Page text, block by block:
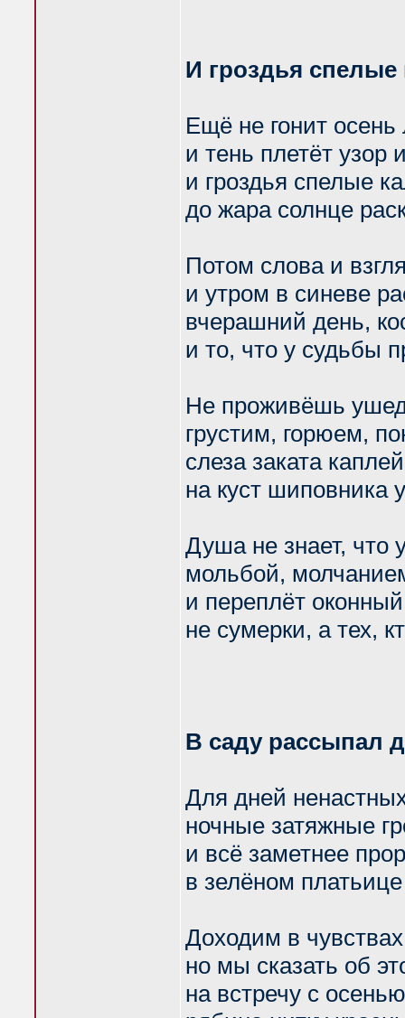
И гроздья
Ещё не гонит осень
и тень плетёт узор
и гроздья спелые
до жара солнце
Потом слова и
и утром в синеве
вчерашний день,
и то, что у судьбы
Не проживёшь
грустим, горюем,
слеза заката
на куст шиповника
Душа не знает, что
мольбой,
и переплёт
не сумерки, а тех,
В саду рассыпал
Для дней
ночные затяжные
и всё заметнее
в зелёном
Доходим в
но мы сказать об
на встречу с